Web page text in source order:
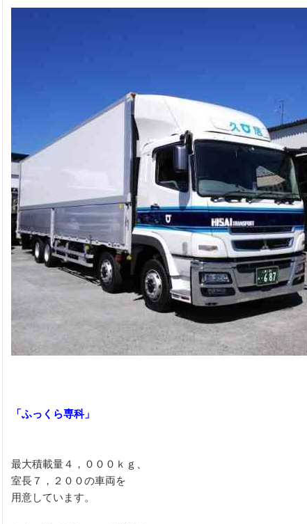
最大積載量４，０００ｋｇ、
室長７，２００の車両を
用意しています。